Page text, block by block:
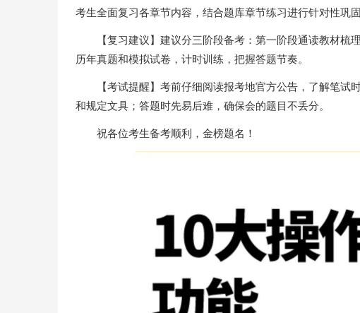
考生全面复习各章节内容，结合题库章节练习进行针对性巩固
【复习建议】建议分三阶段备考：第一阶段通读教材
历年真题和模拟试卷，计时训练，把握答题节奏。
【考试提醒】考前仔细阅读报考地官方公告，了解笔
和规定文具；答题时先易后难，确保会的题目不丢分。
祝各位考生备考顺利，金榜题名！